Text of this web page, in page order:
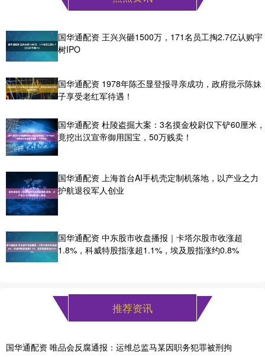
国华通配资 王兴兴砸1500万，171名员工掏2.7亿认购宇
树IPO
国华通配资 1978年陈丕显登报寻亲成功，政府批示陈妹
子享受老红军待遇！
国华通配资 杜陵盗掘大案：3名摸金校尉仅下铲60厘米，
竟挖出汉宣帝御用国宝，50万贱卖！
国华通配资 上海首台AI手机壳定制机落地，以产业之力
护航退役军人创业
国华通配资 中东股市收盘播报｜卡塔尔股市收涨超
1.8%，科威特股指涨超1.1%，埃及股指涨约0.8%
推荐资讯
国华通配资 唯品会反腐通报：运维总监马某因职务犯罪被刑拘